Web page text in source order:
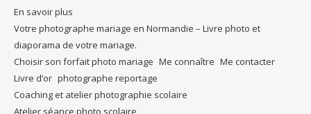
En savoir plus
Votre photographe mariage en Normandie – Livre photo et
diaporama de votre mariage.
Choisir son forfait photo mariage Me connaître Me contacter
Livre d’or photographe reportage
Coaching et atelier photographie scolaire
Atelier séance photo scolaire